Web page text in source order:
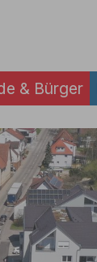
& Bürger